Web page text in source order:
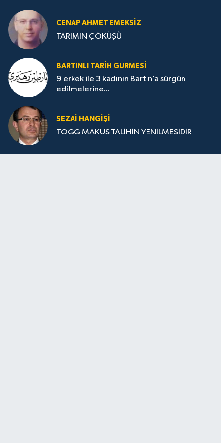
CENAP AHMET EMEKSİZ
TARIMIN ÇÖKÜŞÜ
BARTINLI TARIH GURMESI
9 erkek ile 3 kadının Bartın’a sürgün
edilmelerine...
SEZAI HANGİŞİ
TOGG MAKUS TALİHİN YENİLMESİDİR